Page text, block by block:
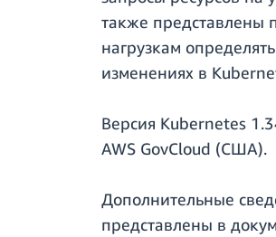
также представлены
нагрузкам
изменениях в
Версия Kubernetes
AWS GovCloud (США).
Дополнительные
представлены в